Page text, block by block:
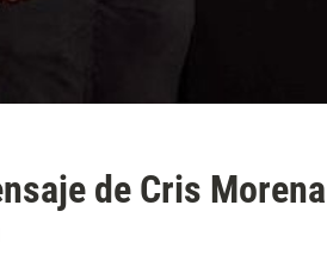
de Cris